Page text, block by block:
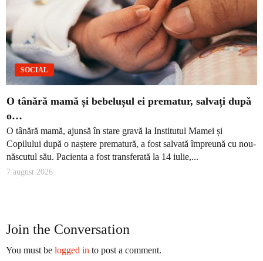
SOCIAL
O tânără mamă și bebelușul ei prematur, salvați după
o…
O tânără mamă, ajunsă în stare gravă la Institutul Mamei și
Copilului după o naștere prematură, a fost salvată împreună cu nou-
născutul său. Pacienta a fost transferată la 14 iulie,...
7 august 2026
Join the Conversation
You must be logged in to post a comment.